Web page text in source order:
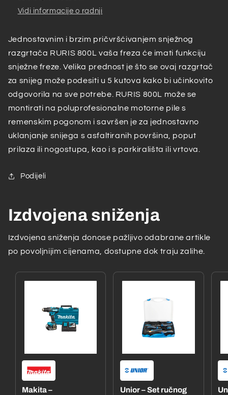
freze
80x44cm
freze
80x44cm
Vidi informacije o radnji
Jednostavnim i brzim pričvršćivanjem snježnog
razgrtača RURIS 800L vaša freza će imati funkciju
snježne freze. Velika prednost je što se ovaj razgrtač
za snijeg može podesiti u 5 kutova kako bi učinkovito
odgovorila na sve potrebe. RURIS 800L može se
montirati na poluprofesionalne motorne pile s
remenskim pogonom i savršen je za jednostavno
uklanjanje snijega s asfaltiranih površina, poput
prilaza ili nogostupa, kao i s parkirališta ili vrtova.
Podijeli
Izdvojena sniženja
Izdvojena sniženja donose pažljivo odabrane artikle
po povoljnijim cijenama, dostupne dok traju zalihe.
Makita –
Unior – Set ručnog